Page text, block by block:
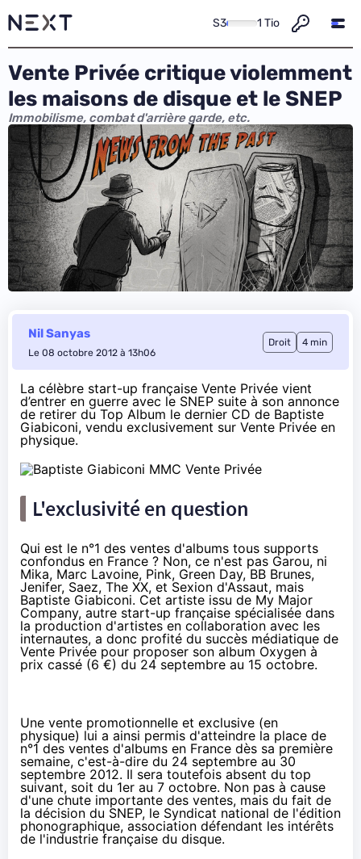
S3 1 Tio
Vente Privée critique violemment
les maisons de disque et le SNEP
Immobilisme, combat d'arrière garde, etc.
Nil Sanyas
Le 08 octobre 2012 à 13h06
Droit 4 min
La célèbre start-up française Vente Privée vient
d’entrer en guerre avec le SNEP suite à son annonce
de retirer du Top Album le dernier CD de Baptiste
Giabiconi, vendu exclusivement sur Vente Privée en
physique.
L'exclusivité en question
Qui est le n°1 des ventes d'albums tous supports
confondus en France ? Non, ce n'est pas Garou, ni
Mika, Marc Lavoine, Pink, Green Day, BB Brunes,
Jenifer, Saez, The XX, et Sexion d'Assaut, mais
Baptiste Giabiconi. Cet artiste issu de My Major
Company, autre start-up française spécialisée dans
la production d'artistes en collaboration avec les
internautes, a donc profité du succès médiatique de
Vente Privée pour proposer son album Oxygen à
prix cassé (6 €) du 24 septembre au 15 octobre.
Une vente promotionnelle et exclusive (en
physique) lui a ainsi permis d'atteindre la place de
n°1 des ventes d'albums en France dès sa première
semaine, c'est-à-dire du 24 septembre au 30
septembre 2012. Il sera toutefois absent du top
suivant, soit du 1er au 7 octobre. Non pas à cause
d'une chute importante des ventes, mais du fait de
la décision du SNEP, le Syndicat national de l'édition
phonographique, association défendant les intérêts
de l'industrie française du disque.